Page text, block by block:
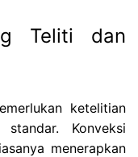
Teliti dan
ketelitian
Konveksi
menerapkan